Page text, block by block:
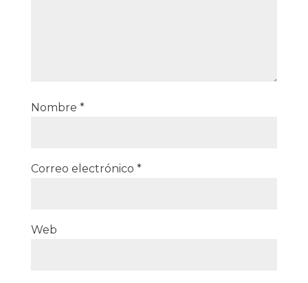
Nombre *
Correo electrónico *
Web